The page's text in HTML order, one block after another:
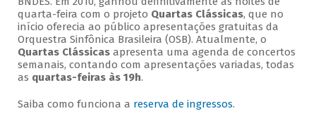
quarta-feira com o projeto Quartas Clássicas, que no
início oferecia ao público apresentações gratuitas da
Orquestra Sinfônica Brasileira (OSB). Atualmente, o
Quartas Clássicasapresenta uma agenda de concertos
semanais, contando com apresentações variadas, todas
as quartas-feiras às 19h.
Saiba como funciona a reserva de ingressos.